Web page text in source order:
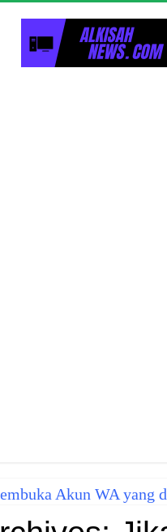
Akun WA yang